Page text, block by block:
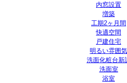
内窓設置
増築
工期2ヶ月間
快適空間
戸建住宅
明るい雰囲気
洗面化粧台新
洗面室
浴室